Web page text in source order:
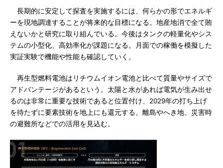
長期的に安定して探査を実施するには、何らかの形でエネルギ
ーを現地調達することが将来的な目標になる。地産地消で全て賄
えないかと研究に取り組んでいる。今後はタンクの軽量化やシス
テムの小型化、高効率化が課題になる。月面での稼働を模擬した
実証実験で機能や性能も確認していく。
再生型燃料電池はリチウムイオン電池と比べて質量やサイズで
アドバンテージがあるという。太陽と水があれば電気が生み出せ
るのは非常に重要な技術であると位置付け、2029年の打ち上げ
を待たずに要素技術を地上にも還元する。離島やへき地、災害時
の避難所などでの活用を見込む。